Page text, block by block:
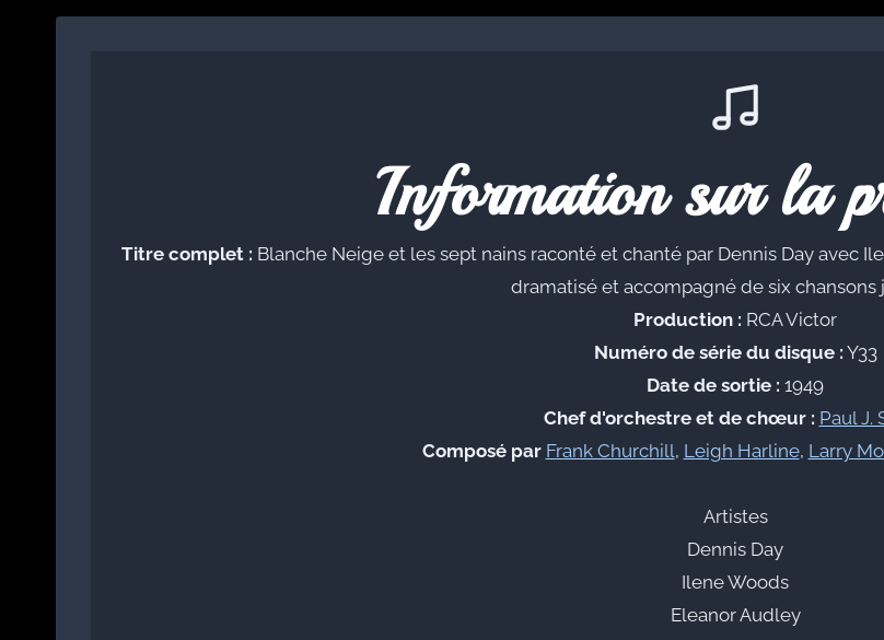
Information sur la
Titre complet : Blanche Neige et les sept nains raconté et chanté par Dennis Day avec
dramatisé et accompagné de six chansons
Production : RCA Victor
Numéro de série du disque : Y33
Date de sortie : 1949
Chef d'orchestre et de chœur : Paul J.
Composé par Frank Churchill, Leigh Harline, Larry
Artistes
Dennis Day
Ilene Woods
Eleanor Audley